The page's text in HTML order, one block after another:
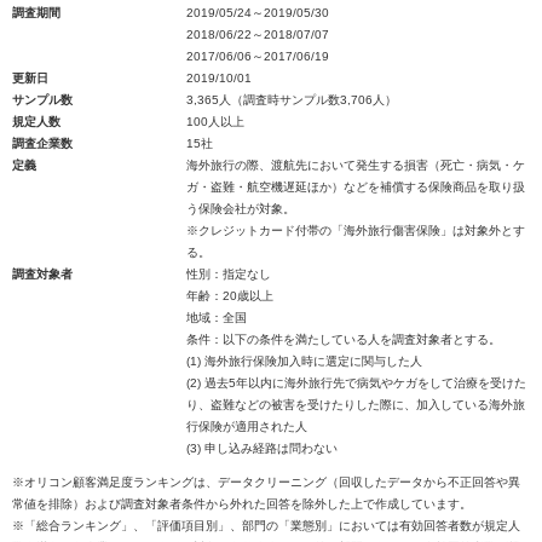
調査期間
2019/05/24～2019/05/30
2018/06/22～2018/07/07
2017/06/06～2017/06/19
更新日
2019/10/01
サンプル数
3,365人（調査時サンプル数3,706人）
規定人数
100人以上
調査企業数
15社
定義
海外旅行の際、渡航先において発生する損害（死亡・病気・ケ
ガ・盗難・航空機遅延ほか）などを補償する保険商品を取り扱
う保険会社が対象。
※クレジットカード付帯の「海外旅行傷害保険」は対象外とす
る。
調査対象者
性別：指定なし
年齢：20歳以上
地域：全国
条件：以下の条件を満たしている人を調査対象者とする。
(1) 海外旅行保険加入時に選定に関与した人
(2) 過去5年以内に海外旅行先で病気やケガをして治療を受けた
り、盗難などの被害を受けたりした際に、加入している海外旅
行保険が適用された人
(3) 申し込み経路は問わない
※オリコン顧客満足度ランキングは、データクリーニング（回収したデータから不正回答や異
常値を排除）および調査対象者条件から外れた回答を除外した上で作成しています。
※「総合ランキング」、「評価項目別」、部門の「業態別」においては有効回答者数が規定人